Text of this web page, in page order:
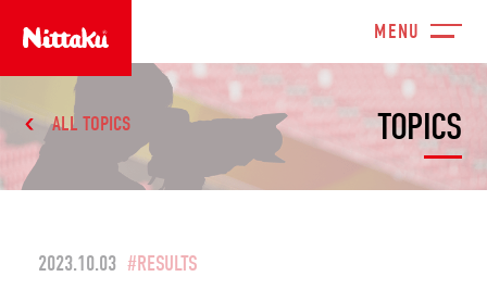
TOPICS
ALL TOPICS
2023.10.03 #RESULTS